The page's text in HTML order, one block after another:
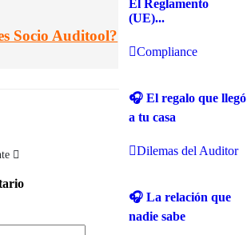
Socio Auditool?
de indicadores de IT para infraestructura y
siguiente: Modelo de indicadores para la gestión
El Reglamento
(UE)...
Compliance
🎧 El regalo que llegó
a tu casa
Dilemas del Auditor
🎧 La relación que
nadie sabe